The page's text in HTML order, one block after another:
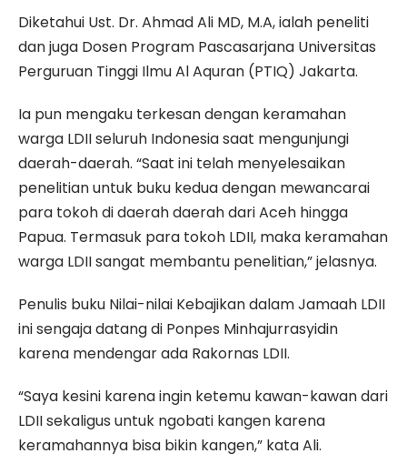
Diketahui Ust. Dr. Ahmad Ali MD, M.A, ialah peneliti
dan juga Dosen Program Pascasarjana Universitas
Perguruan Tinggi Ilmu Al Aquran (PTIQ) Jakarta.
Ia pun mengaku terkesan dengan keramahan
warga LDII seluruh Indonesia saat mengunjungi
daerah-daerah. “Saat ini telah menyelesaikan
penelitian untuk buku kedua dengan mewancarai
para tokoh di daerah daerah dari Aceh hingga
Papua. Termasuk para tokoh LDII, maka keramahan
warga LDII sangat membantu penelitian,” jelasnya.
Penulis buku Nilai-nilai Kebajikan dalam Jamaah LDII
ini sengaja datang di Ponpes Minhajurrasyidin
karena mendengar ada Rakornas LDII.
“Saya kesini karena ingin ketemu kawan-kawan dari
LDII sekaligus untuk ngobati kangen karena
keramahannya bisa bikin kangen,” kata Ali.